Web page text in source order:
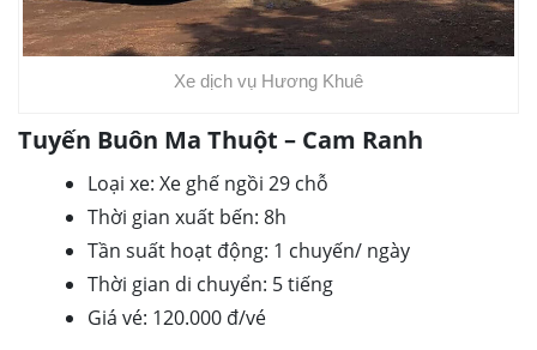
Xe dịch vụ Hương Khuê
Tuyến Buôn Ma Thuột – Cam Ranh
Loại xe: Xe ghế ngồi 29 chỗ
Thời gian xuất bến: 8h
Tần suất hoạt động: 1 chuyến/ ngày
Thời gian di chuyển: 5 tiếng
Giá vé: 120.000 đ/vé